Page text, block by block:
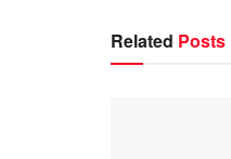
Related Posts